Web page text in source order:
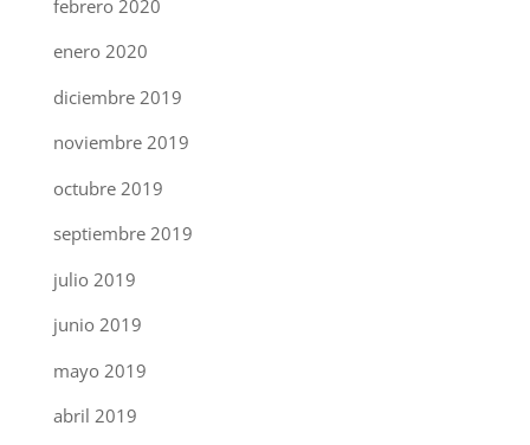
febrero 2020
enero 2020
diciembre 2019
noviembre 2019
octubre 2019
septiembre 2019
julio 2019
junio 2019
mayo 2019
abril 2019